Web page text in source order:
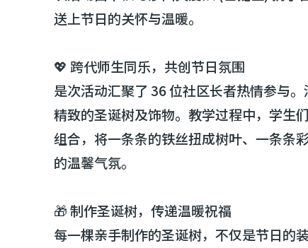
送上节日的关怀与温暖。
💖 跨代师生同乐，共创节日氛围
是次活动汇聚了 36 位社区长者热情参与
精致的圣诞树及饰物。教学过程中，学生
组合，将一条条的铁丝扭成树叶、一条条
的温馨气氛。
🎁 制作圣诞树，传递温暖祝福
每一棵亲手制作的圣诞树，不仅是节日的